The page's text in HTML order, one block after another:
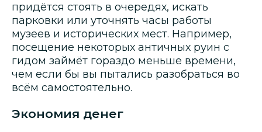
придётся стоять в очередях, искать
парковки или уточнять часы работы
музеев и исторических мест. Например,
посещение некоторых античных руин с
гидом займёт гораздо меньше времени,
чем если бы вы пытались разобраться во
всём самостоятельно.
Экономия денег